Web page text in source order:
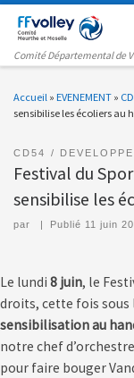
Passer au contenu
Comité Départemental de
Accueil » EVENEMENT »
sensibilise les écoliers au
CD54
Festival du
sensibilise les
par | Publié 11 juin
Le lundi 8 juin, le
droits, cette fois sous
sensibilisation au
notre chef
pour faire bouger